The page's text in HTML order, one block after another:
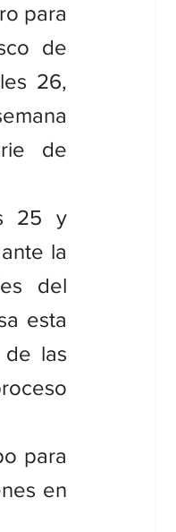
para
de
26,
de
25 y
la
del
esta
las
para
en